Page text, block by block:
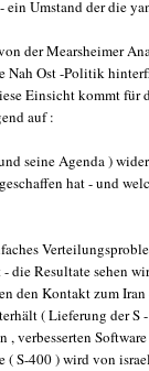
ein Umstand der die
der Mearsheimer
Nah Ost -Politik
Einsicht kommt für
auf :
seine Agenda )
hat - und
die Resultate sehen
den Kontakt zum
( Lieferung der S
, verbesserten
( S-400 ) wird von